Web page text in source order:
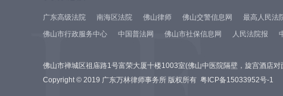
广东高级法院 南海区法院 佛山律师 佛山交警信息网 最高人民法
佛山市行政服务中心
中国普法网 佛山市社保信息网 人民法院报
佛山市禅城区祖庙路1号富荣大厦十楼1003室(佛山中医院隔壁，旋宫酒店对
Copyright © 2019 广东万林律师事务所 版权所有 粤ICP备15033952号-1